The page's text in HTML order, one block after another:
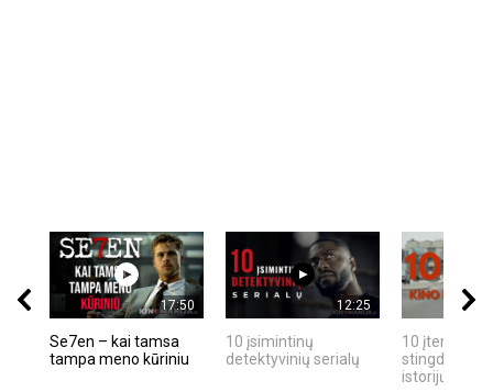
17:50
Se7en – kai tamsa
tampa meno kūriniu
12:25
10 įsimintinų
detektyvinių serialų
10 įtemptų,
stingdančių
istorijų